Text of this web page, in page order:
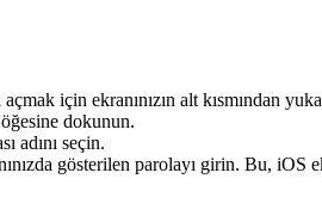
için ekranınızın alt kısmından
öğesine dokunun.
adını seçin.
gösterilen parolayı girin. Bu, iOS